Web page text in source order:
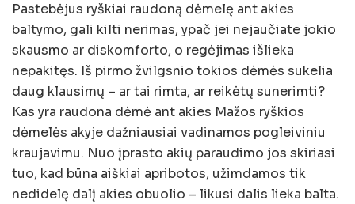
Pastebėjus ryškiai raudoną dėmelę ant akies
baltymo, gali kilti nerimas, ypač jei nejaučiate jokio
skausmo ar diskomforto, o regėjimas išlieka
nepakitęs. Iš pirmo žvilgsnio tokios dėmės sukelia
daug klausimų – ar tai rimta, ar reikėtų sunerimti?
Kas yra raudona dėmė ant akies Mažos ryškios
dėmelės akyje dažniausiai vadinamos pogleiviniu
kraujavimu. Nuo įprasto akių paraudimo jos skiriasi
tuo, kad būna aiškiai apribotos, užimdamos tik
nedidelę dalį akies obuolio – likusi dalis lieka balta.